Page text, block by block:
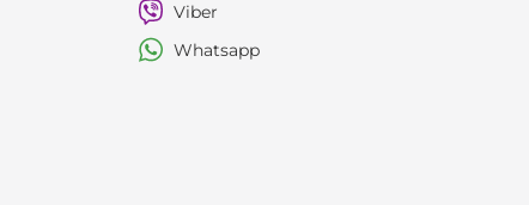
Viber
Whatsapp